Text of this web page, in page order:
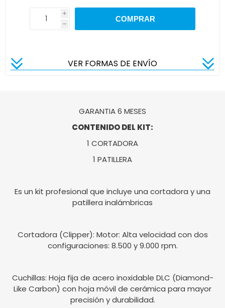
i
h
VER FORMAS DE ENVÍO
GARANTIA 6 MESES
CONTENIDO DEL KIT:
1 CORTADORA
1 PATILLERA
Es un kit profesional que incluye una cortadora y una
patillera inalámbricas
Cortadora (Clipper): Motor: Alta velocidad con dos
configuraciones: 8.500 y 9.000 rpm.
Cuchillas: Hoja fija de acero inoxidable DLC (Diamond-
Like Carbon) con hoja móvil de cerámica para mayor
precisión y durabilidad.